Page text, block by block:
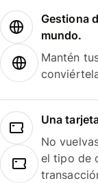
Gestiona
mundo.
Mantén
Una
No
el tipo de